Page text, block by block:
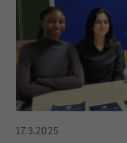
17.3.2025